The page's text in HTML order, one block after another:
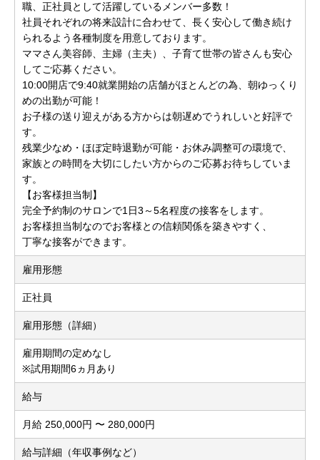
職、正社員として活躍しているメンバー多数！
社員それぞれの将来設計に合わせて、長く安心して働き続け
られるよう各種制度を用意しております。
ママさん美容師、主婦（主夫）、子育て世帯の皆さんも安心
してご応募ください。
10:00開店で9:40就業開始の店舗がほとんどの為、朝ゆっくり
めの出勤が可能！
お子様の送り迎えがある方からは朝遅めでうれしいと好評で
す。
残業少なめ・ほぼ定時退勤が可能・お休み調整可の環境で、
家族との時間を大切にしたい方からのご応募お待ちしていま
す。
【お客様担当制】
完全予約制のサロンで1日3～5名程度の接客をします。
お客様担当制なのでお客様との信頼関係を築きやすく、
丁寧な接客ができます。
雇用形態
正社員
雇用形態（詳細）
雇用期間の定めなし
※試用期間6ヵ月あり
給与
月給 250,000円 〜 280,000円
給与詳細（年収事例など）